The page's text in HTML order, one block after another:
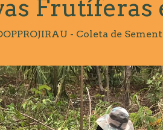
Frutíferas
- Coleta de